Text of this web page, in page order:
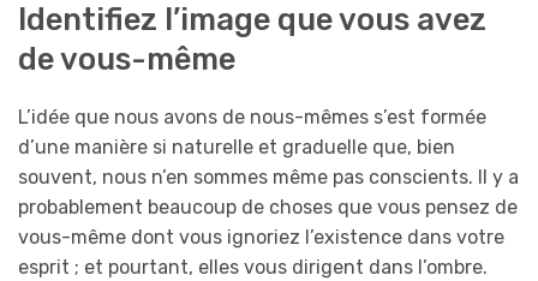
Identifiez l’image que vous avez
de vous-même
L’idée que nous avons de nous-mêmes s’est formée
d’une manière si naturelle et graduelle que, bien
souvent, nous n’en sommes même pas conscients. Il y a
probablement beaucoup de choses que vous pensez de
vous-même dont vous ignoriez l’existence dans votre
esprit ; et pourtant, elles vous dirigent dans l’ombre.